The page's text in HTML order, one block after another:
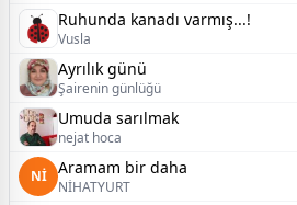
Ruhunda kanadı varmış...!
Vusla
Ayrılık günü
Şairenin günlüğü
Umuda sarılmak
nejat hoca
Nİ Aramam bir daha
NİHATYURT